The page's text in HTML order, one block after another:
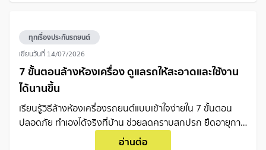
ทุกเรื่องประกันรถยนต์
เขียนวันที่ 14/07/2026
7 ขั้นตอนล้างห้องเครื่อง ดูแลรถให้สะอาดและใช้งาน
ได้นานขึ้น
เรียนรู้วิธีล้างห้องเครื่องรถยนต์แบบเข้าใจง่ายใน 7 ขั้นตอน
ปลอดภัย ทำเองได้จริงที่บ้าน ช่วยลดคราบสกปรก ยืดอายุการ
ใช้งานรถ และทำให้ตรวจเช็กปัญหาได้ง่ายขึ้น
อ่านต่อ